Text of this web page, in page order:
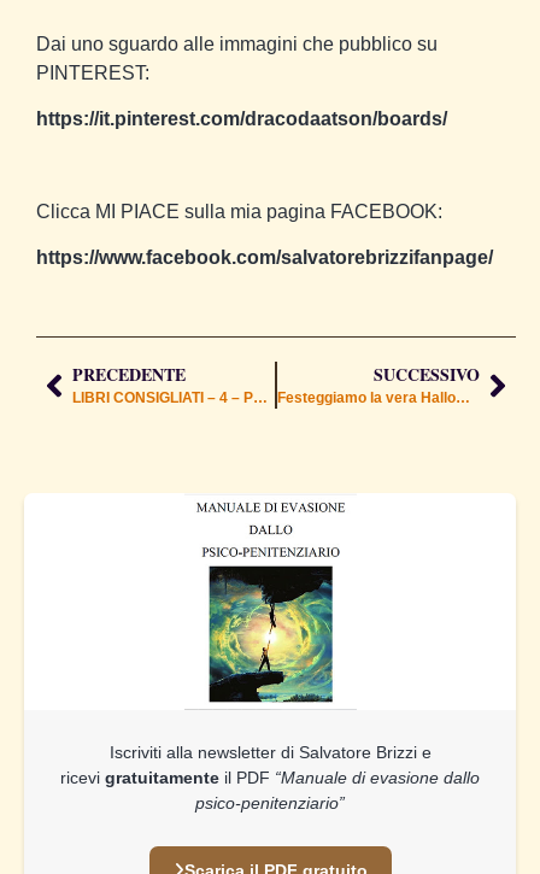
Iscriviti alla newsletter di Salvatore Brizzi e
ricevi gratuitamente il PDF “Manuale di evasione dallo
psico-penitenziario”
Scarica il PDF gratuito
Dai uno sguardo alle immagini che pubblico su
PINTEREST:
https://it.pinterest.com/dracodaatson/boards/
Clicca MI PIACE sulla mia pagina FACEBOOK:
https://www.facebook.com/salvatorebrizzifanpage/
PRECEDENTE
LIBRI CONSIGLIATI – 4 – Potere della preghiera
SUCCESSIVO
Festeggiamo la vera Halloween